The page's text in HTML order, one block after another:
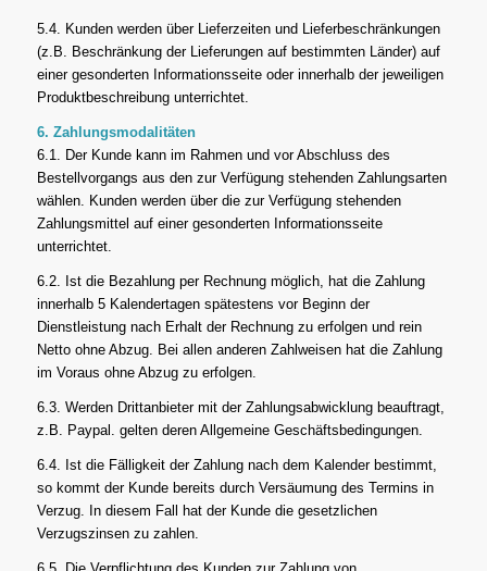
5.4. Kunden werden über Lieferzeiten und Lieferbeschränkungen
(z.B. Beschränkung der Lieferungen auf bestimmten Länder) auf
einer gesonderten Informationsseite oder innerhalb der jeweiligen
Produktbeschreibung unterrichtet.
6. Zahlungsmodalitäten
6.1. Der Kunde kann im Rahmen und vor Abschluss des
Bestellvorgangs aus den zur Verfügung stehenden Zahlungsarten
wählen. Kunden werden über die zur Verfügung stehenden
Zahlungsmittel auf einer gesonderten Informationsseite
unterrichtet.
6.2. Ist die Bezahlung per Rechnung möglich, hat die Zahlung
innerhalb 5 Kalendertagen spätestens vor Beginn der
Dienstleistung nach Erhalt der Rechnung zu erfolgen und rein
Netto ohne Abzug. Bei allen anderen Zahlweisen hat die Zahlung
im Voraus ohne Abzug zu erfolgen.
6.3. Werden Drittanbieter mit der Zahlungsabwicklung beauftragt,
z.B. Paypal. gelten deren Allgemeine Geschäftsbedingungen.
6.4. Ist die Fälligkeit der Zahlung nach dem Kalender bestimmt,
so kommt der Kunde bereits durch Versäumung des Termins in
Verzug. In diesem Fall hat der Kunde die gesetzlichen
Verzugszinsen zu zahlen.